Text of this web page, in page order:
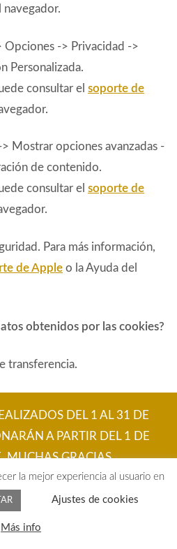
DEL 1 AL 31 DE
A PARTIR DEL 1 DE
MUCHAS GRACIAS
navegador.
Opciones -> Privacidad ->
Personalizada.
consultar el soporte de
Mostrar opciones avanzadas -
de contenido.
consultar el soporte de
Para más información,
de Apple o la Ayuda del
obtenidos por las cookies?
transferencia.
la finalidad con la que ha
la mejor experiencia al usuario en
Ajustes de cookies
Más info